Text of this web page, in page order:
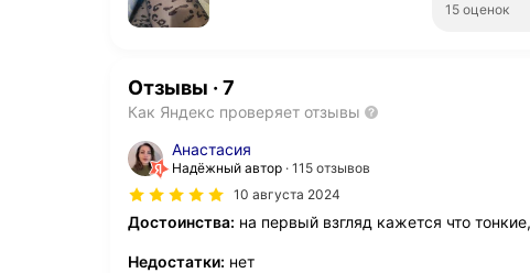
15 оценок
Отзывы · 7
Как Яндекс проверяет отзывы
Анастасия
Надёжный автор 115 отзывов
10 августа 2024
Достоинства: на первый взгляд кажется что
Недостатки: нет